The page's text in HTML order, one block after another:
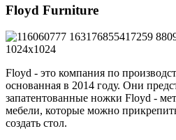
Floyd Furniture
Floyd - это компания по
основанная в 2014 году. Они
запатентованные ножки Floyd -
мебели, которые можно
создать стол.